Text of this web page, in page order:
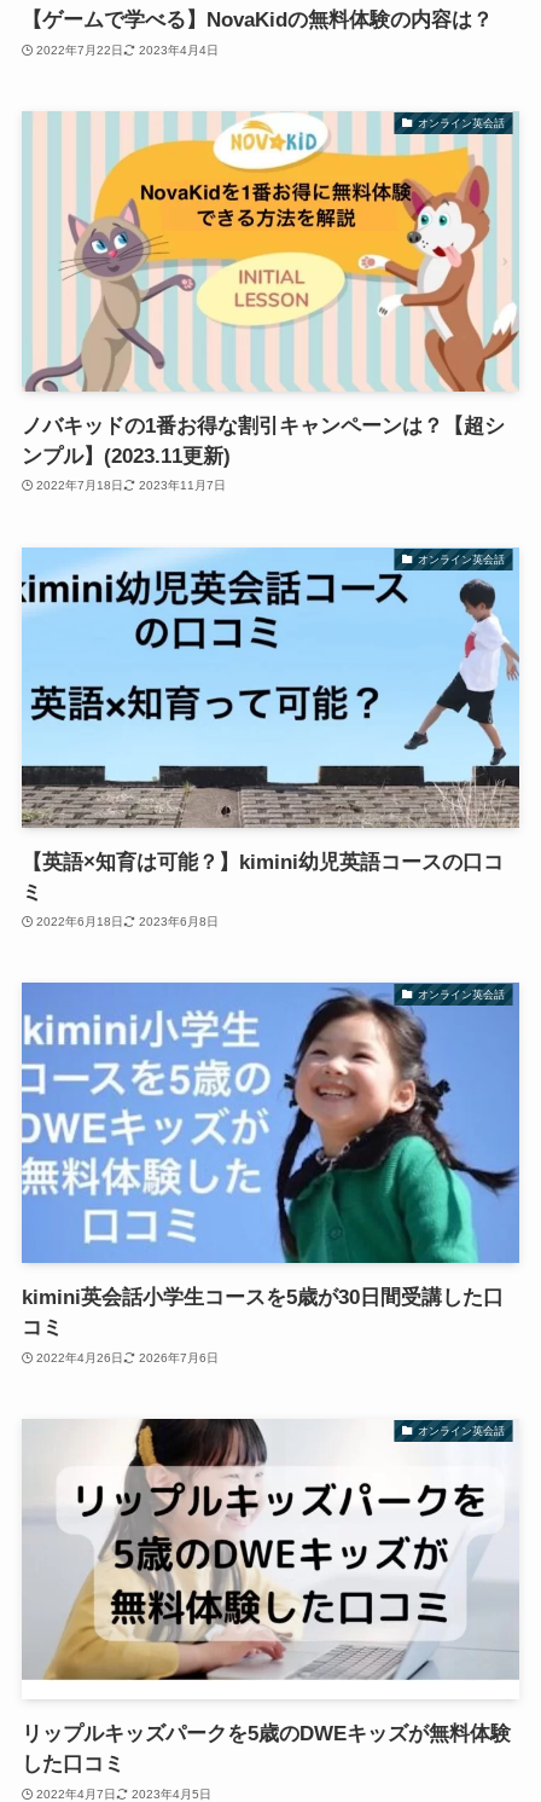
【ゲームで学べる】NovaKidの無料体験の内容は？
2022年7月22日 2023年4月4日
オンライン英会話
ノバキッドの1番お得な割引キャンペーンは？【超シ
ンプル】(2023.11更新)
2022年7月18日 2023年11月7日
オンライン英会話
【英語×知育は可能？】kimini幼児英語コースの口コ
ミ
2022年6月18日 2023年6月8日
オンライン英会話
kimini英会話小学生コースを5歳が30日間受講した口
コミ
2022年4月26日 2026年7月6日
オンライン英会話
リップルキッズパークを5歳のDWEキッズが無料体験
した口コミ
2022年4月7日 2023年4月5日